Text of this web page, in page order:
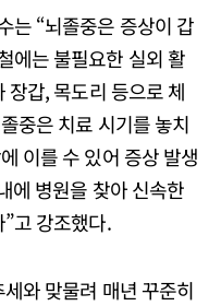
는 “뇌졸중은 증상이 갑
에는 불필요한 실외 활
장갑, 목도리 등으로 체
중은 치료 시기를 놓치
이를 수 있어 증상 발생
에 병원을 찾아 신속한
고 강조했다.
와 맞물려 매년 꾸준히